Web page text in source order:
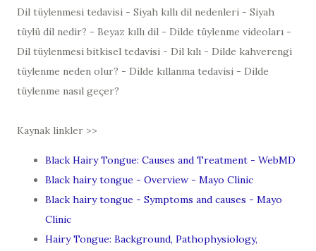
Dil tüylenmesi tedavisi - Siyah kıllı dil nedenleri - Siyah
tüylü dil nedir? - Beyaz kıllı dil - Dilde tüylenme videoları -
Dil tüylenmesi bitkisel tedavisi - Dil kılı - Dilde kahverengi
tüylenme neden olur? - Dilde kıllanma tedavisi - Dilde
tüylenme nasıl geçer?
Kaynak linkler >>
Black Hairy Tongue: Causes and Treatment - WebMD
Black hairy tongue - Overview - Mayo Clinic
Black hairy tongue - Symptoms and causes - Mayo
Clinic
Hairy Tongue: Background, Pathophysiology,